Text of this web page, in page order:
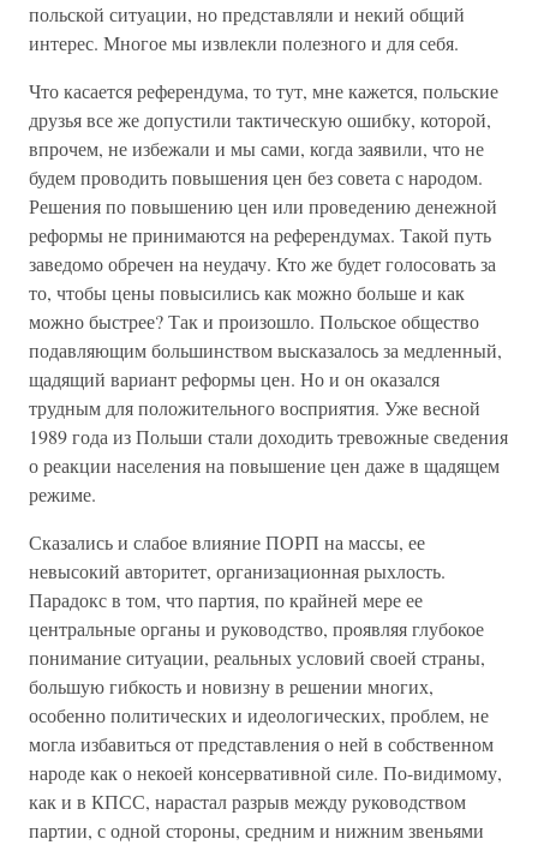
польской ситуации, но представляли и некий общий
интерес. Многое мы извлекли полезного и для себя.
Что касается референдума, то тут, мне кажется, польские
друзья все же допустили тактическую ошибку, которой,
впрочем, не избежали и мы сами, когда заявили, что не
будем проводить повышения цен без совета с народом.
Решения по повышению цен или проведению денежной
реформы не принимаются на референдумах. Такой путь
заведомо обречен на неудачу. Кто же будет голосовать за
то, чтобы цены повысились как можно больше и как
можно быстрее? Так и произошло. Польское общество
подавляющим большинством высказалось за медленный,
щадящий вариант реформы цен. Но и он оказался
трудным для положительного восприятия. Уже весной
1989 года из Польши стали доходить тревожные сведения
о реакции населения на повышение цен даже в щадящем
режиме.
Сказались и слабое влияние ПОРП на массы, ее
невысокий авторитет, организационная рыхлость.
Парадокс в том, что партия, по крайней мере ее
центральные органы и руководство, проявляя глубокое
понимание ситуации, реальных условий своей страны,
большую гибкость и новизну в решении многих,
особенно политических и идеологических, проблем, не
могла избавиться от представления о ней в собственном
народе как о некоей консервативной силе. По-видимому,
как и в КПСС, нарастал разрыв между руководством
партии, с одной стороны, средним и нижним звеньями